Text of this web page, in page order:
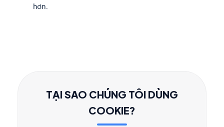
hơn.
TẠI SAO CHÚNG TÔI DÙNG
COOKIE?